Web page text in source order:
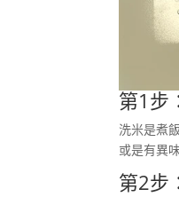
第1步
洗米是煮
或是有異
第2步